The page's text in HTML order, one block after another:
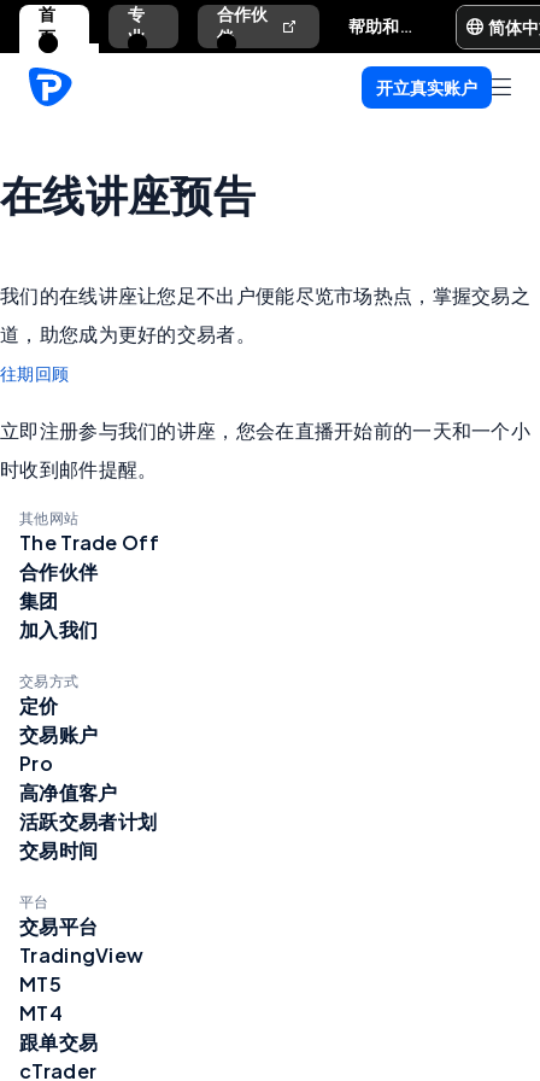
首
页
专
业
合作伙
伴
帮助和支持 简体
开立真实账户
在线讲座预告
我们的在线讲座让您足不出户便能尽览市场热点，掌握交易之
道，助您成为更好的交易者。
往期回顾
立即注册参与我们的讲座，您会在直播开始前的一天和一个小
时收到邮件提醒。
其他网站
The Trade Off
合作伙伴
集团
加入我们
交易方式
定价
交易账户
Pro
高净值客户
活跃交易者计划
交易时间
平台
交易平台
TradingView
MT5
MT4
跟单交易
cTrader